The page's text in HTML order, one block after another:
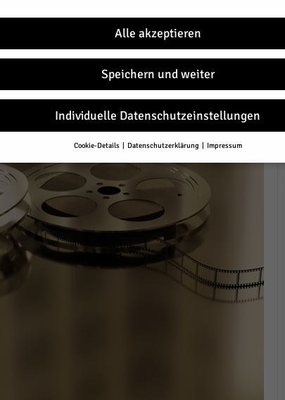
eine Tragikomödie stehen nach den Tollen Tagen
Alle akzeptieren
Speichern und weiter
Individuelle Datenschutzeinstellungen
Cookie-Details Datenschutzerklärung Impressum
Datenschutzeinstellungen
unter 16 Jahre alt sind und Ihre Zustimmung zu freiwilligen
müssen Sie Ihre Erziehungsberechtigten um Erlaubnis bitten.
Cookies und andere Technologien auf unserer Website.
während andere uns helfen, diese Website und Ihre
Personenbezogene Daten können verarbeitet werden (z. B.
personalisierte Anzeigen und Inhalte oder Anzeigen- und
Informationen über die Verwendung Ihrer Daten finden Sie in
Sie eine Übersicht über alle verwendeten Cookies. Sie können
zu ganzen Kategorien geben oder sich weitere Informationen